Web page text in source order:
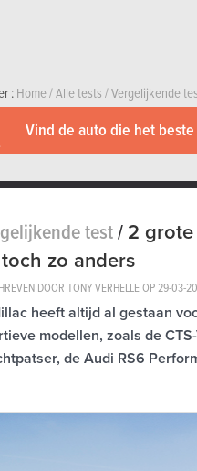
:Home/Alle tests/Vergelijkende
Vind de auto die het
test/2 grote
zo anders
DOOR TONY VERHELLE OP29-03-
heeft altijd al gestaan
modellen, zoals de
de Audi RS6